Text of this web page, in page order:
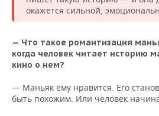
окажется сильной,
— Что такое романтизация
когда человек читает историю
кино о нем?
— Маньяк ему нравится. Его
быть похожим. Или человек